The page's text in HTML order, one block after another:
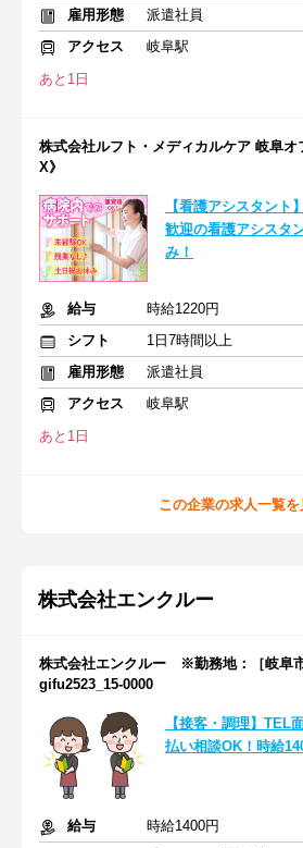
雇用形態
派遣社員
アクセス
岐阜駅
あと1日
株式会社ルフト・メディカルケア 岐阜
X》
【看護アシスタント
歓迎の看護アシスタ
み！
給与
時給1220円
シフト
1日7時間以上
雇用形態
派遣社員
アクセス
岐阜駅
あと1日
この企業の求人一覧を
株式会社エンクルー
株式会社エンクルー ※勤務地：［岐阜市
gifu2523_15-0000
【接客・調理】TEL
払い相談OK！時給
給与
時給1400円